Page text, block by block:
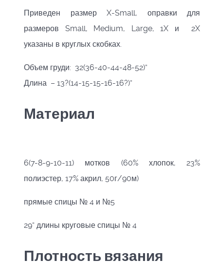
Приведен размер X-Small, оправки для
размеров Small, Medium, Large, 1X и 2X
указаны в круглых скобках.
Объем груди: 32(36-40-44-48-52)”
Длина – 13?(14-15-15-16-16?)”
Материал
6(7-8-9-10-11) мотков (60% хлопок, 23%
полиэстер, 17% акрил, 50г/90м)
прямые спицы № 4 и №5
29” длины круговые спицы № 4
Плотность вязания